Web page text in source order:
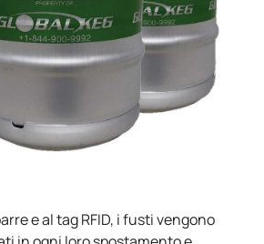
e al tag RFID, i fusti vengono